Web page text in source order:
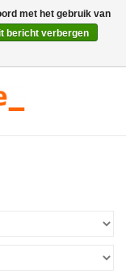
0 Artikelen - €0,00
met het gebruik van
bericht verbergen